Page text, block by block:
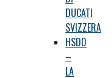
DUCATI
SVIZZERA
HSDD
–
LA